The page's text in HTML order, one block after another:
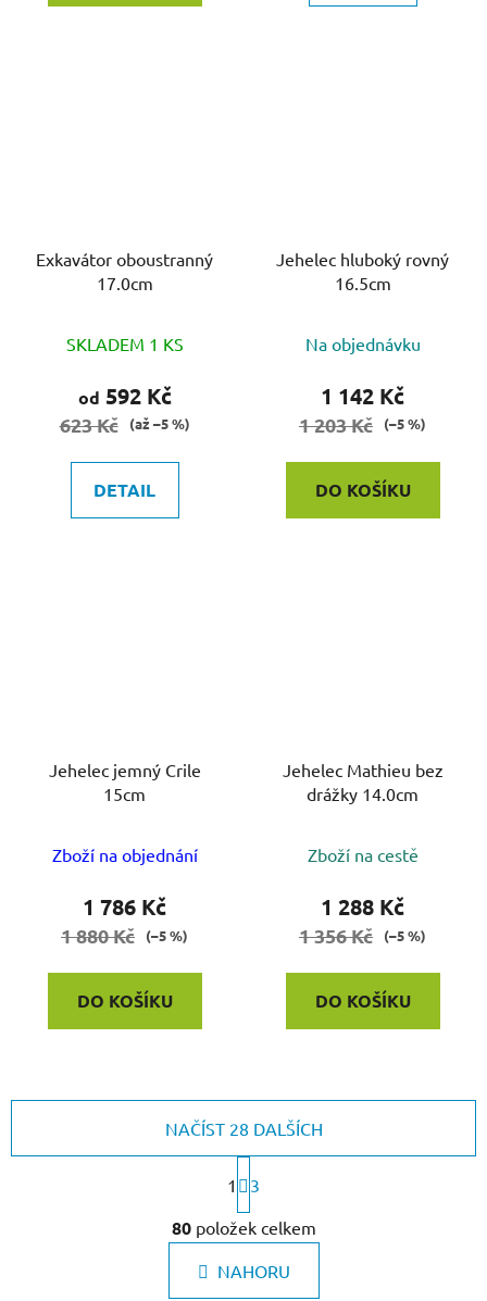
Exkavátor oboustranný
17.0cm
SKLADEM 1 KS
od 592 Kč
623 Kč (až –5 %)
DETAIL
Jehelec hluboký rovný
16.5cm
Na objednávku
1 142 Kč
1 203 Kč (–5 %)
DO KOŠÍKU
Jehelec jemný Crile
15cm
Zboží na objednání
1 786 Kč
1 880 Kč (–5 %)
DO KOŠÍKU
Jehelec Mathieu bez
drážky 14.0cm
Zboží na cestě
1 288 Kč
1 356 Kč (–5 %)
DO KOŠÍKU
O
v
á
NAČÍST 28 DALŠÍCH
S
t
r
á
n
k
1 3
80položek celkem
NAHORU